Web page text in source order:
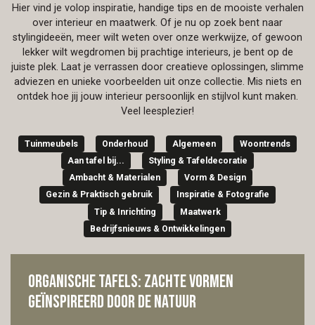
Hier vind je volop inspiratie, handige tips en de mooiste verhalen
over interieur en maatwerk. Of je nu op zoek bent naar
stylingideeën, meer wilt weten over onze werkwijze, of gewoon
lekker wilt wegdromen bij prachtige interieurs, je bent op de
juiste plek. Laat je verrassen door creatieve oplossingen, slimme
adviezen en unieke voorbeelden uit onze collectie. Mis niets en
ontdek hoe jij jouw interieur persoonlijk en stijlvol kunt maken.
Veel leesplezier!
Tuinmeubels Onderhoud Algemeen
Woontrends
Aan tafel bij...
Styling & Tafeldecoratie
Ambacht & Materialen
Vorm & Design
Gezin & Praktisch gebruik
Inspiratie & Fotografie
Tip & Inrichting
Maatwerk
Bedrijfsnieuws & Ontwikkelingen
Organische tafels: zachte vormen
geïnspireerd door de natuur